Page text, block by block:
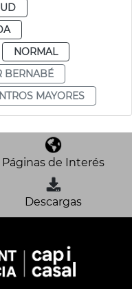
NORMAL
BERNABÉ
MAYORES
Páginas de Interés
Descargas